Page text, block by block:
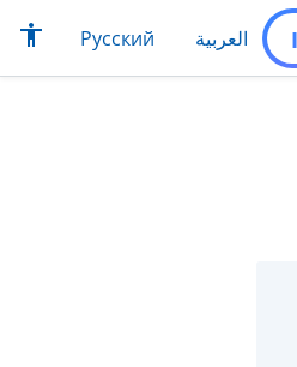
العربية Русский